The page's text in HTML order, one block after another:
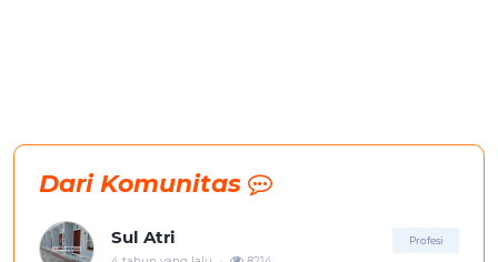
Dari Komunitas
Sul Atri Profesi
.